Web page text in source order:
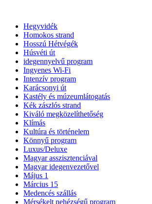
Hegyvidék
Homokos strand
Hosszú Hétvégék
Húsvéti út
idegennyelvű program
Ingyenes Wi-Fi
Intenzív program
Karácsonyi út
Kastély és múzeumlátogatás
Kék zászlós strand
Kiváló megközelíthetőség
Klímás
Kultúra és történelem
Könnyű program
Luxus/Deluxe
Magyar asszisztenciával
Magyar idegenvezetővel
Május 1
Március 15
Medencés szállás
Mérsékelt nehézségű program